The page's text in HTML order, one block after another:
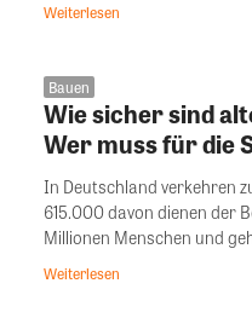
Weiterlesen
Bauen
Wie sicher sind
Wer muss für die
In Deutschland verkehren
615.000 davon dienen der
Millionen Menschen und
Weiterlesen